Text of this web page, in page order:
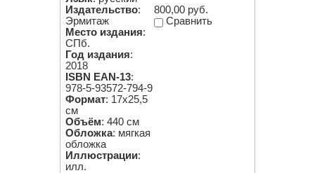
Издательство:
Эрмитаж
Место издания:
СПб.
Год издания:
2018
ISBN EAN-13:
978-5-93572-794-9
Формат: 17х25,5
см
Объём: 440 см
Обложка: мягкая
обложка
Иллюстрации:
илл.
800,00 руб.
Сравнить